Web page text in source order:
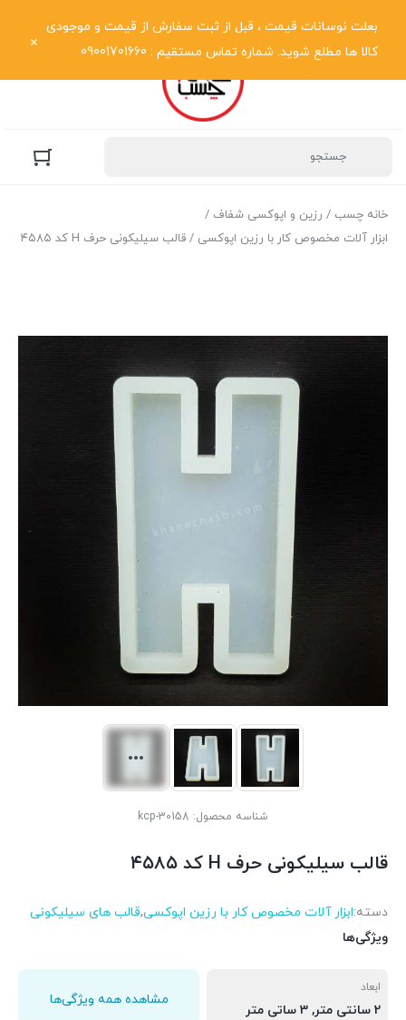
بعلت نوسانات قیمت ، قبل از ثبت سفارش از قیمت و موجودی
کالا ها مطلع شوید. شماره تماس مستقیم : 09001701660
خانه چسب / رزین و اپوکسی شفاف /
ابزار آلات مخصوص کار با رزین اپوکسی / قالب سیلیکونی حرف H کد ۴۵۸۵
شناسه محصول: kcp-30158
قالب سیلیکونی حرف H کد ۴۵۸۵
دسته:ابزار آلات مخصوص کار با رزین اپوکسی,قالب های سیلیکونی
ویژگی‌ها
ابعاد
2 سانتی متر, 3 ساتی متر
مشاهده همه ویژگی‌ها